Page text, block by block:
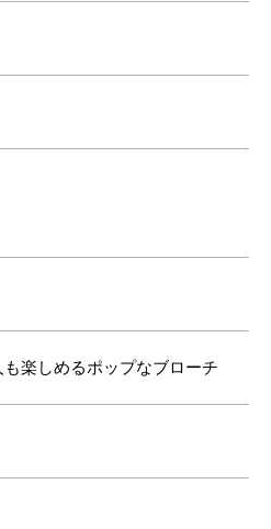
楽しめるポップなブローチ